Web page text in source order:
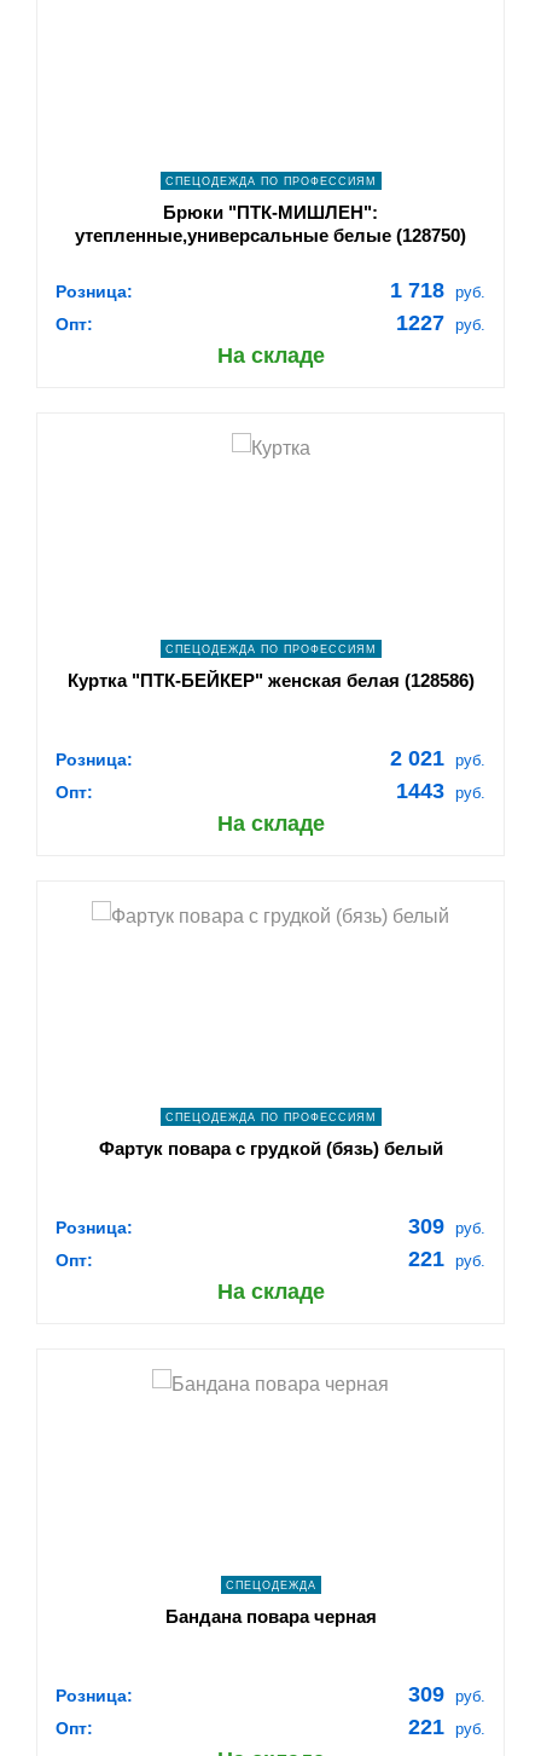
СПЕЦОДЕЖДА ПО ПРОФЕССИЯМ
Брюки "ПТК-МИШЛЕН":
утепленные,универсальные белые (128750)
Розница: 1 718 руб.
Опт: 1227 руб.
На складе
shopping_cart В КОРЗИНУ
СПЕЦОДЕЖДА ПО ПРОФЕССИЯМ
Куртка "ПТК-БЕЙКЕР" женская белая (128586)
Розница: 2 021 руб.
Опт: 1443 руб.
На складе
shopping_cart В КОРЗИНУ
СПЕЦОДЕЖДА ПО ПРОФЕССИЯМ
Фартук повара с грудкой (бязь) белый
Розница: 309 руб.
Опт: 221 руб.
На складе
shopping_cart В КОРЗИНУ
СПЕЦОДЕЖДА
Бандана повара черная
Розница: 309 руб.
Опт: 221 руб.